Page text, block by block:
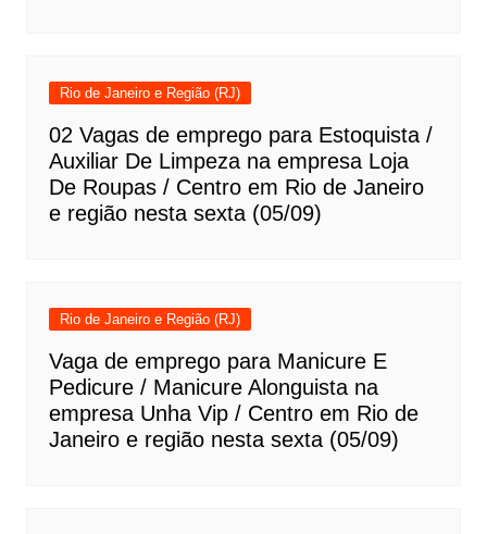
Rio de Janeiro e Região (RJ)
02 Vagas de emprego para Estoquista /
Auxiliar De Limpeza na empresa Loja
De Roupas / Centro em Rio de Janeiro
e região nesta sexta (05/09)
Rio de Janeiro e Região (RJ)
Vaga de emprego para Manicure E
Pedicure / Manicure Alonguista na
empresa Unha Vip / Centro em Rio de
Janeiro e região nesta sexta (05/09)